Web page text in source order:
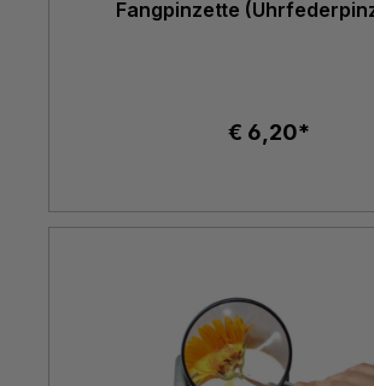
Fangpinzette
€ 6,20*